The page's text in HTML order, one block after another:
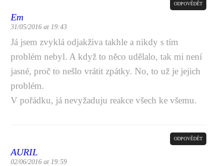
Em
31/05/2016 at 19:43
ODPOVĚDĚT
Já jsem zvyklá odjakživa takhle a nikdy s tím
problém nebyl. A když to něco udělalo, tak mi není
jasné, proč to nešlo vrátit zpátky. No, to už je jejich
problém.
V pořádku, já nevyžaduju reakce všech ke všemu.
AURIL
02/06/2016 at 19:59
ODPOVĚDĚT